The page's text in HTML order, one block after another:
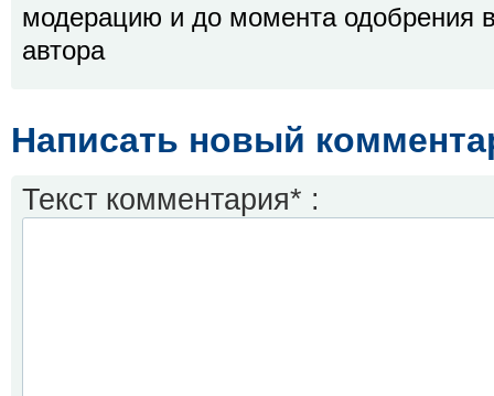
модерацию и до момента одобрения
автора
Написать новый
Текст комментария* :